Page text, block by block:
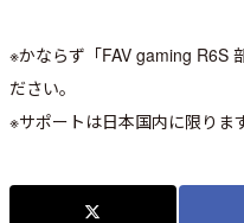
※かならず「FAV gaming R6S
ださい。
※サポートは日本国内に限ります